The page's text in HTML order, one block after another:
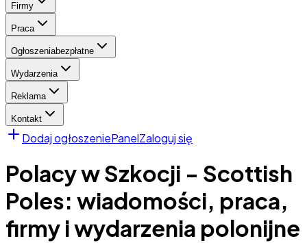
Firmy
Praca
Ogłoszeniabezpłatne
Wydarzenia
Reklama
Kontakt
Dodaj ogłoszeniePanelZaloguj się
Polacy w Szkocji - Scottish
Poles: wiadomości, praca,
firmy i wydarzenia polonijne